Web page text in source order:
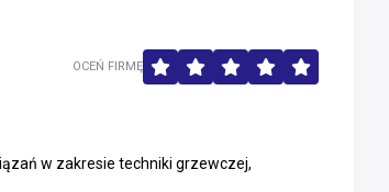
w zakresie techniki grzewczej,
OCEŃ FIRMĘ